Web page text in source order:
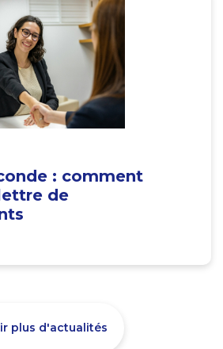
: comment
de
plus d'actualités